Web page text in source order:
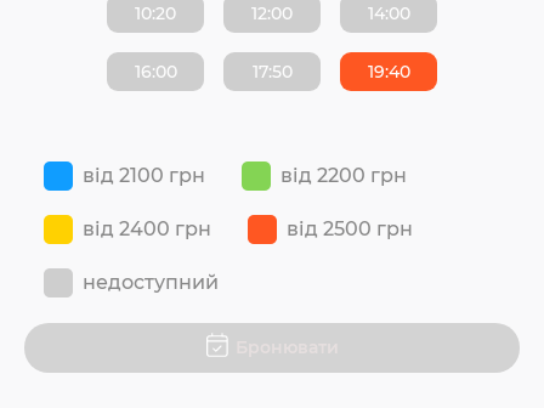
10:20 12:00 14:00
16:00 17:50 19:40
від 2100 грн від 2200 грн
від 2400 грн від 2500 грн
недоступний